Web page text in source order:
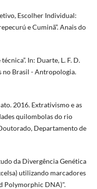
Escolher Individual:
e Cuminã”. Anais do
In: Duarte, L. F. D.
no Brasil - Antropologia.
2016. Extrativismo e as
quilombolas do rio
Departamento de
da Divergência Genética
utilizando marcadores
Polymorphic DNA)".